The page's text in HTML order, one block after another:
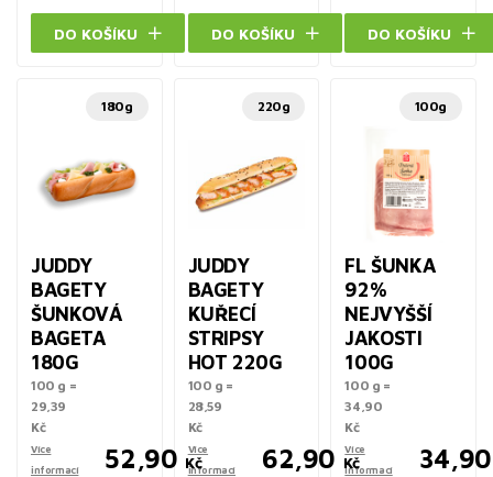
DO KOŠÍKU DO KOŠÍKU DO KOŠÍKU
180g
JUDDY
BAGETY
ŠUNKOVÁ
BAGETA
180G
100 g =
29,39
Kč
Více
informací
52,90 Kč
220g
JUDDY
BAGETY
KUŘECÍ
STRIPSY
HOT 220G
100 g =
28,59
Kč
Více
informací
62,90 Kč
100g
FL ŠUNKA
92%
NEJVYŠŠÍ
JAKOSTI
100G
100 g =
34,90
Kč
Více
informací
34,90